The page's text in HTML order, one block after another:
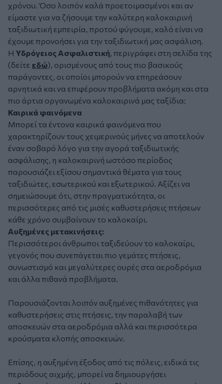
χρόνου. Όσο λοιπόν καλά προετοιμασμένοι και αν
είμαστε για να ζήσουμε την καλύτερη καλοκαιρινή
ταξιδιωτική εμπειρία, προτού φύγουμε, καλό είναι να
έχουμε προνοήσει για την ταξιδιωτική μας ασφάλιση.
Η Υδρόγειος Ασφαλιστική, περιγράφει στη σελίδα της
(δείτε εδώ), ορισμένους από τους πιο βασικούς
παράγοντες, οι οποίοι μπορούν να επηρεάσουν
αρνητικά και να επιφέρουν προβλήματα ακόμη και στα
πιο άρτια οργανωμένα καλοκαιρινά μας ταξίδια:
Καιρικά φαινόμενα
Μπορεί τα έντονα καιρικά φαινόμενα που
χαρακτηρίζουν τους χειμερινούς μήνες να αποτελούν
έναν σοβαρό λόγο για την αγορά ταξιδιωτικής
ασφάλισης, η καλοκαιρινή ωστόσο περίοδος
παρουσιάζει εξίσου σημαντικά θέματα για τους
ταξιδιώτες, εσωτερικού και εξωτερικού. Αξίζει να
σημειώσουμε ότι, στην πραγματικότητα, οι
περισσότερες από τις μισές καθυστερήσεις πτήσεων
κάθε χρόνο συμβαίνουν το καλοκαίρι.
Αυξημένες μετακινήσεις:
Περισσότεροι άνθρωποι ταξιδεύουν το καλοκαίρι,
γεγονός που συνεπάγεται πιο γεμάτες πτήσεις,
συνωστισμό και μεγαλύτερες ουρές στα αεροδρόμια
και άλλα πιθανά προβλήματα.
Παρουσιάζονται λοιπόν αυξημένες πιθανότητες για
καθυστερήσεις στις πτήσεις, την παραλαβή των
αποσκευών στα αεροδρόμια αλλά και περισσότερα
κρούσματα κλοπής αποσκευών.
Επίσης, η αυξημένη έξοδος από τις πόλεις, ειδικά τις
περιόδους αιχμής, μπορεί να δημιουργήσει